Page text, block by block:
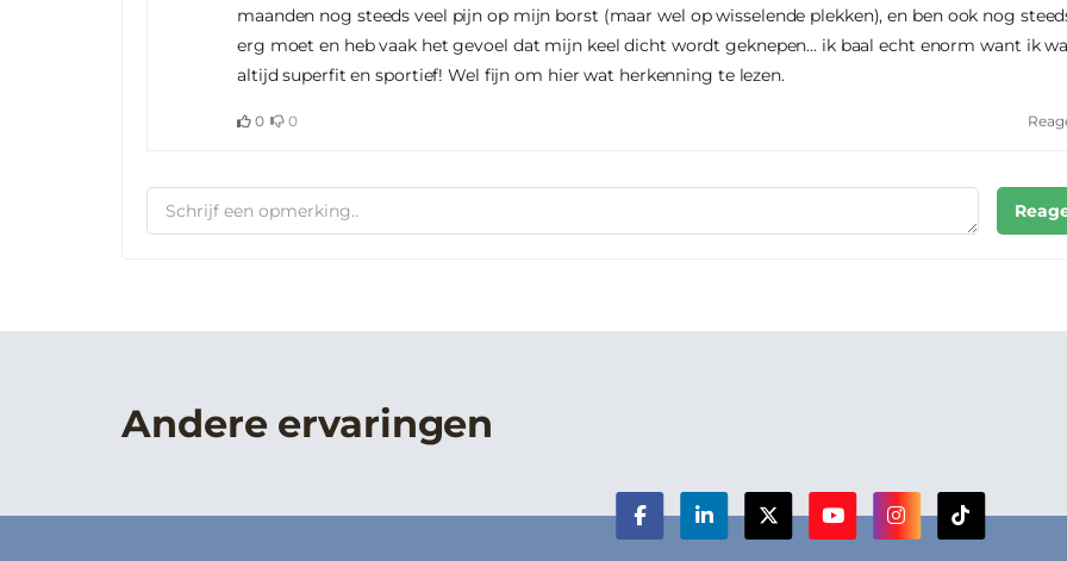
maanden nog steeds veel pijn op mijn borst (maar wel op wisselende plekken), en ben ook nog
erg moet en heb vaak het gevoel dat mijn keel dicht wordt geknepen... ik baal echt enorm want ik
altijd superfit en sportief! Wel fijn om hier wat herkenning te lezen.
0 0
Andere ervaringen